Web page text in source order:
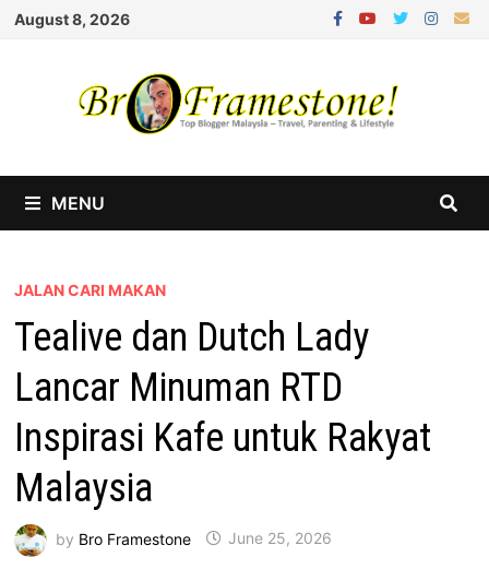
Skip
August 8, 2026
MENU
JALAN CARI MAKAN
Tealive dan Dutch Lady
Lancar Minuman RTD
Inspirasi Kafe untuk Rakyat
Malaysia
by Bro Framestone June 25, 2026